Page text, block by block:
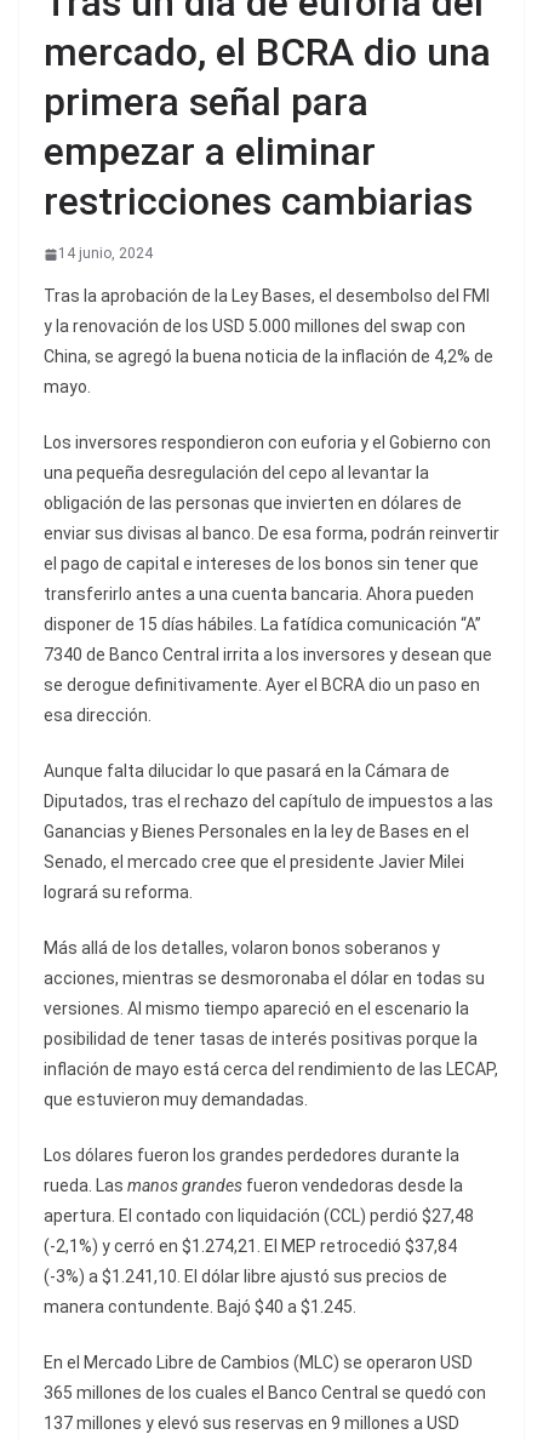
mercado, el BCRA dio una
primera señal para
empezar a eliminar
restricciones cambiarias
14 junio, 2024
Tras la aprobación de la Ley Bases, el desembolso del FMI
y la renovación de los USD 5.000 millones del swap con
China, se agregó la buena noticia de la inflación de 4,2% de
mayo.
Los inversores respondieron con euforia y el Gobierno con
una pequeña desregulación del cepo al levantar la
obligación de las personas que invierten en dólares de
enviar sus divisas al banco. De esa forma, podrán reinvertir
el pago de capital e intereses de los bonos sin tener que
transferirlo antes a una cuenta bancaria. Ahora pueden
disponer de 15 días hábiles. La fatídica comunicación “A”
7340 de Banco Central irrita a los inversores y desean que
se derogue definitivamente. Ayer el BCRA dio un paso en
esa dirección.
Aunque falta dilucidar lo que pasará en la Cámara de
Diputados, tras el rechazo del capítulo de impuestos a las
Ganancias y Bienes Personales en la ley de Bases en el
Senado, el mercado cree que el presidente Javier Milei
logrará su reforma.
Más allá de los detalles, volaron bonos soberanos y
acciones, mientras se desmoronaba el dólar en todas su
versiones. Al mismo tiempo apareció en el escenario la
posibilidad de tener tasas de interés positivas porque la
inflación de mayo está cerca del rendimiento de las LECAP,
que estuvieron muy demandadas.
Los dólares fueron los grandes perdedores durante la
rueda. Las manos grandes fueron vendedoras desde la
apertura. El contado con liquidación (CCL) perdió $27,48
(-2,1%) y cerró en $1.274,21. El MEP retrocedió $37,84
(-3%) a $1.241,10. El dólar libre ajustó sus precios de
manera contundente. Bajó $40 a $1.245.
En el Mercado Libre de Cambios (MLC) se operaron USD
365 millones de los cuales el Banco Central se quedó con
137 millones y elevó sus reservas en 9 millones a USD